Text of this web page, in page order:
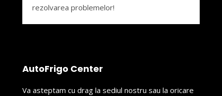
rezolvarea problemelor!
AutoFrigo Center
Va asteptam cu drag la sediul nostru sau la oricare